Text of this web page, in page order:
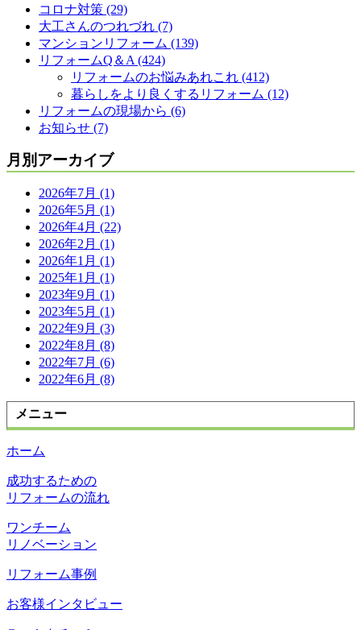
コロナ対策 (29)
大工さんのつれづれ (7)
マンションリフォーム (139)
リフォームQ＆A (424)
リフォームのお悩みあれこれ (412)
暮らしをより良くするリフォーム (12)
リフォームの現場から (6)
お知らせ (7)
月別アーカイブ
2026年7月 (1)
2026年5月 (1)
2026年4月 (22)
2026年2月 (1)
2026年1月 (1)
2025年1月 (1)
2023年9月 (1)
2023年5月 (1)
2022年9月 (3)
2022年8月 (8)
2022年7月 (6)
2022年6月 (8)
メニュー
ホーム
成功するための
リフォームの流れ
ワンチーム
リノベーション
リフォーム事例
お客様インタビュー